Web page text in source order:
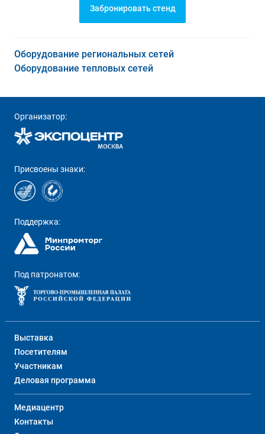
Забронировать стенд
Оборудование региональных сетей
Оборудование тепловых сетей
Организатор:
Присвоены знаки:
Поддержка:
Под патронатом:
Выставка
Посетителям
Участникам
Деловая программа
Медиацентр
Контакты